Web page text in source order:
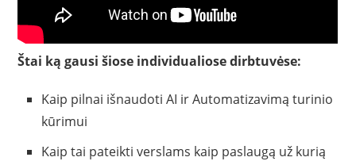
Štai ką gausi šiose individualiose dirbtuvėse:
Kaip pilnai išnaudoti AI ir Automatizavimą turinio
kūrimui
Kaip tai pateikti verslams kaip paslaugą už kurią